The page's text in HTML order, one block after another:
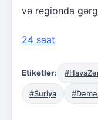
və regionda
24 saat
Etiketlər:
#Suriya